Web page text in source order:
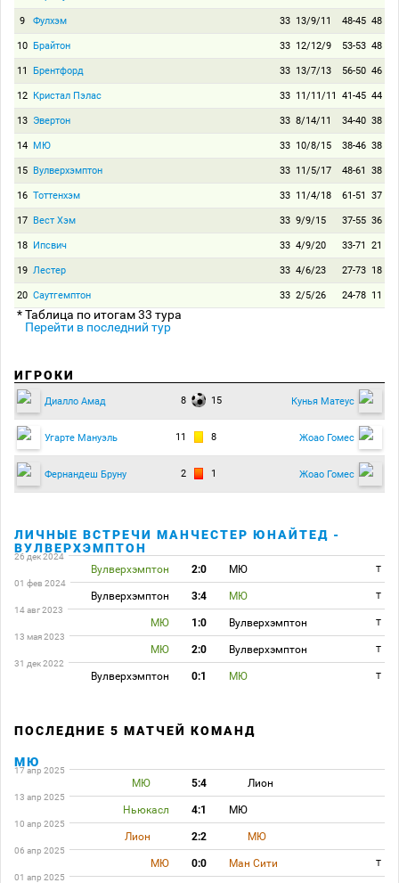
9 Фулхэм 33 13/9/11 48-45 48
10 Брайтон 33 12/12/9 53-53 48
11 Брентфорд 33 13/7/13 56-50 46
12 Кристал Пэлас 33 11/11/11 41-45 44
13 Эвертон 33 8/14/11 34-40 38
14 МЮ 33 10/8/15 38-46 38
15 Вулверхэмптон 33 11/5/17 48-61 38
16 Тоттенхэм 33 11/4/18 61-51 37
17 Вест Хэм 33 9/9/15 37-55 36
18 Ипсвич 33 4/9/20 33-71 21
19 Лестер 33 4/6/23 27-73 18
20 Саутгемптон 33 2/5/26 24-78 11
* Таблица по итогам 33 тура
Перейти в последний тур
ИГРОКИ
Диалло Амад 8 15 Кунья Матеус
Угарте Мануэль 11 8 Жоао Гомес
Фернандеш Бруну 2 1 Жоао Гомес
ЛИЧНЫЕ ВСТРЕЧИ МАНЧЕСТЕР ЮНАЙТЕД -
ВУЛВЕРХЭМПТОН
26 дек 2024
Вулверхэмптон 2:0 МЮ
T
01 фев 2024
Вулверхэмптон 3:4 МЮ
T
14 авг 2023
МЮ 1:0 Вулверхэмптон
T
13 мая 2023
МЮ 2:0 Вулверхэмптон
T
31 дек 2022
Вулверхэмптон 0:1 МЮ T
ПОСЛЕДНИЕ 5 МАТЧЕЙ КОМАНД
МЮ
17 апр 2025
МЮ 5:4 Лион
13 апр 2025
Ньюкасл 4:1 МЮ
10 апр 2025
Лион 2:2 МЮ
06 апр 2025
МЮ 0:0 Ман Сити
T
01 апр 2025